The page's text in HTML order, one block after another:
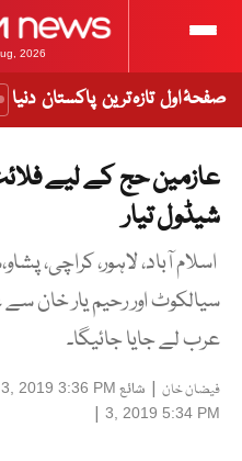
2026
صفحۂ اول تازہ ترین پاکستان دنیا
عازمین حج کے لیے
شیڈول تیار
اسلام آباد، لاہور، کراچی،
سیالکوٹ اور رحیم یار خان
عرب لے جایا جائیگا۔
فیضان خان | شائع 2019 3:36 PM
3, 2019 5:34 PM
|